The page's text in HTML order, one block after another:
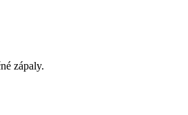
zápaly.